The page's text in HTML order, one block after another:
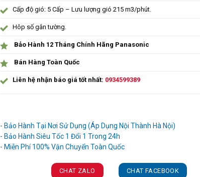
Cấp độ gió: 5 Cấp – Lưu lượng gió 215 m3/phút.
Hôp số gắn tường.
Bảo Hành 12 Tháng Chính Hãng Panasonic
Bán Hàng Toàn Quốc
Liên hệ nhận báo giá tốt nhất: 0934599389
- Bảo Hành Tại Nơi Sử Dụng (Áp Dụng Nội Thành Hà Nội)
- Bảo Hành Siêu Tốc 1 Đổi 1 Trong 24h
- Miễn Phí 100% Vận Chuyển Toàn Quốc
CHAT ZALO CHAT FACEBOOK